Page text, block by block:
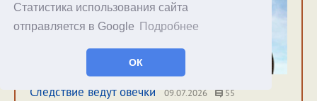
Статистика использования сайта
отправляется в Google
Подробнее
ОК
Следствие ведут овечки 09.07.2026 55